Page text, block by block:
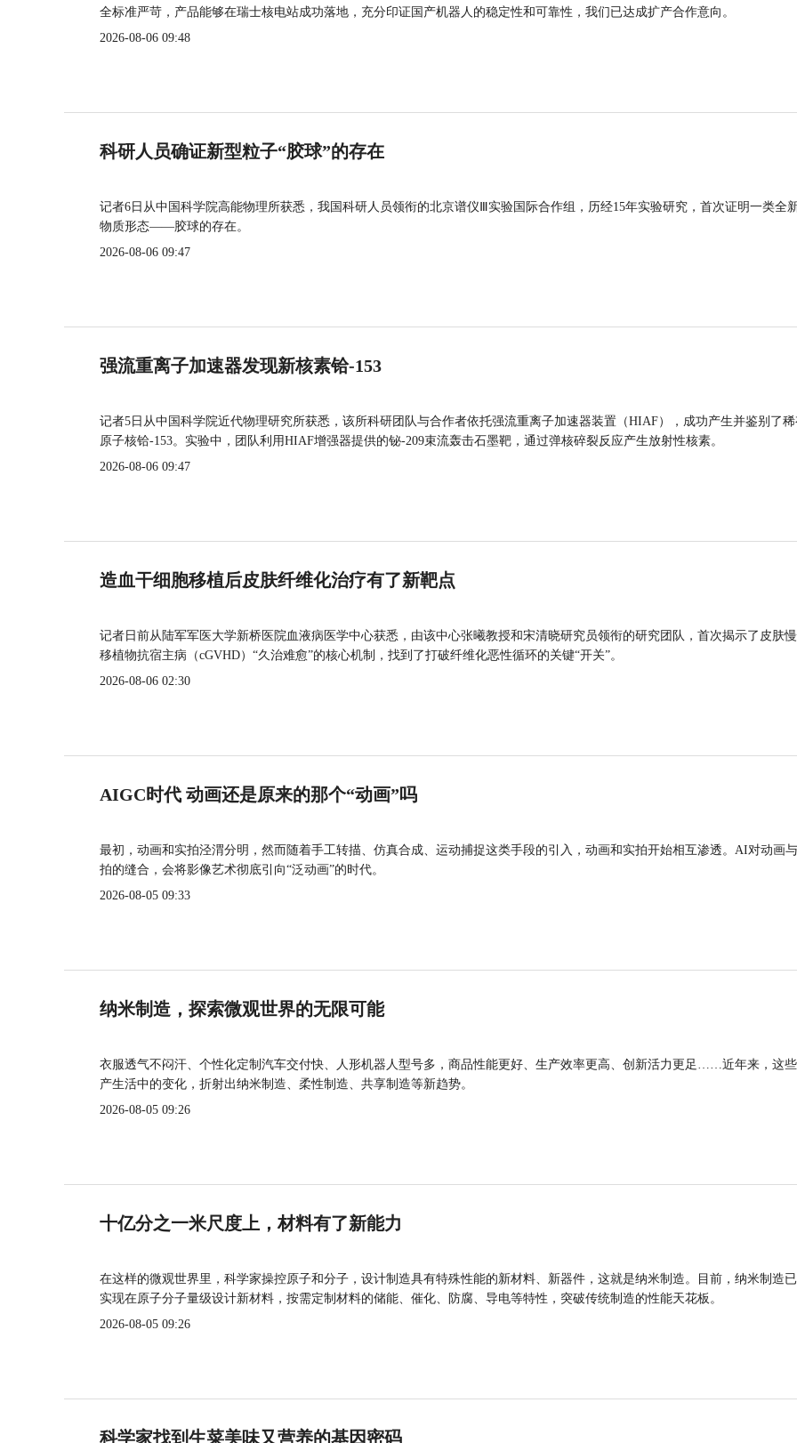
全标准严苛，产品能够在瑞士核电站成功落地，充分印证国产机器人的稳定性和可靠性，我们已达成扩产合作意向。
2026-08-06 09:48
科研人员确证新型粒子“胶球”的存在
记者6日从中国科学院高能物理所获悉，我国科研人员领衔的北京谱仪Ⅲ实验国际合作组，历经15年实验研究，首次证明一类全
物质形态——胶球的存在。
2026-08-06 09:47
强流重离子加速器发现新核素铪-153
记者5日从中国科学院近代物理研究所获悉，该所科研团队与合作者依托强流重离子加速器装置（HIAF），成功产生并鉴别了
原子核铪-153。实验中，团队利用HIAF增强器提供的铋-209束流轰击石墨靶，通过弹核碎裂反应产生放射性核素。
2026-08-06 09:47
造血干细胞移植后皮肤纤维化治疗有了新靶点
记者日前从陆军军医大学新桥医院血液病医学中心获悉，由该中心张曦教授和宋清晓研究员领衔的研究团队，首次揭示了皮肤
移植物抗宿主病（cGVHD）“久治难愈”的核心机制，找到了打破纤维化恶性循环的关键“开关”。
2026-08-06 02:30
AIGC时代 动画还是原来的那个“动画”吗
最初，动画和实拍泾渭分明，然而随着手工转描、仿真合成、运动捕捉这类手段的引入，动画和实拍开始相互渗透。AI对动画
拍的缝合，会将影像艺术彻底引向“泛动画”的时代。
2026-08-05 09:33
纳米制造，探索微观世界的无限可能
衣服透气不闷汗、个性化定制汽车交付快、人形机器人型号多，商品性能更好、生产效率更高、创新活力更足……近年来，这
产生活中的变化，折射出纳米制造、柔性制造、共享制造等新趋势。
2026-08-05 09:26
十亿分之一米尺度上，材料有了新能力
在这样的微观世界里，科学家操控原子和分子，设计制造具有特殊性能的新材料、新器件，这就是纳米制造。目前，纳米制造
实现在原子分子量级设计新材料，按需定制材料的储能、催化、防腐、导电等特性，突破传统制造的性能天花板。
2026-08-05 09:26
科学家找到生菜美味又营养的基因密码